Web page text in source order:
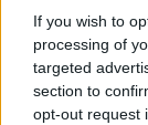
If you wish to
processing of
targeted
section to
opt-out request